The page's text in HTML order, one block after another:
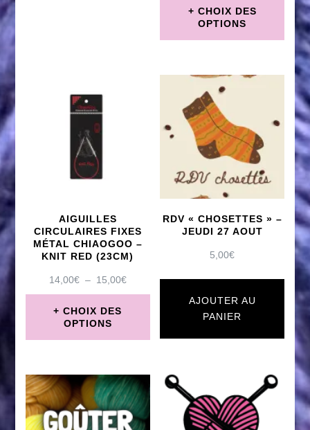
page
CHOIX DES
OPTIONS
produit
a
plusieurs
variations.
Les
options
être
choisies
sur
la
page
AIGUILLES
CIRCULAIRES FIXES
MÉTAL CHIAOGOO –
KNIT RED (23CM)
14,00€ – 15,00€PLAGE
DE
CHOIX DES
OPTIONS
produit
a
plusieurs
RDV « CHOSETTES » –
JEUDI 27 AOUT
5,00€
AJOUTER AU
PANIER